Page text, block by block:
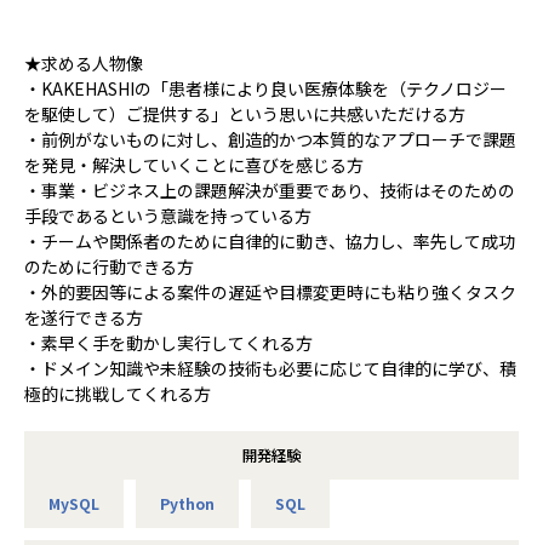
★求める人物像
・KAKEHASHIの「患者様により良い医療体験を（テクノロジー
を駆使して）ご提供する」という思いに共感いただける方
・前例がないものに対し、創造的かつ本質的なアプローチで課題
を発見・解決していくことに喜びを感じる方
・事業・ビジネス上の課題解決が重要であり、技術はそのための
手段であるという意識を持っている方
・チームや関係者のために自律的に動き、協力し、率先して成功
のために行動できる方
・外的要因等による案件の遅延や目標変更時にも粘り強くタスク
を遂行できる方
・素早く手を動かし実行してくれる方
・ドメイン知識や未経験の技術も必要に応じて自律的に学び、積
極的に挑戦してくれる方
開発経験
MySQL Python SQL